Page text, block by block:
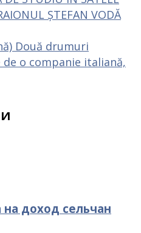
ȘTEFAN VODĂ
Două drumuri
o companie italiană,
доход сельчан